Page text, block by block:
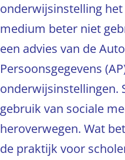
onderwijsinstelling
medium beter niet
een advies van de
Persoonsgegevens
onderwijsinstellingen.
gebruik van sociale
heroverwegen. Wat
de praktijk voor